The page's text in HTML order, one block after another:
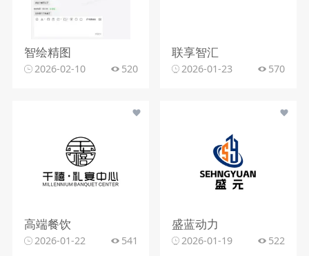
智绘精图
2026-02-10 520
联享智汇
2026-01-23 570
高端餐饮
2026-01-22 541
盛蓝动力
2026-01-19 522